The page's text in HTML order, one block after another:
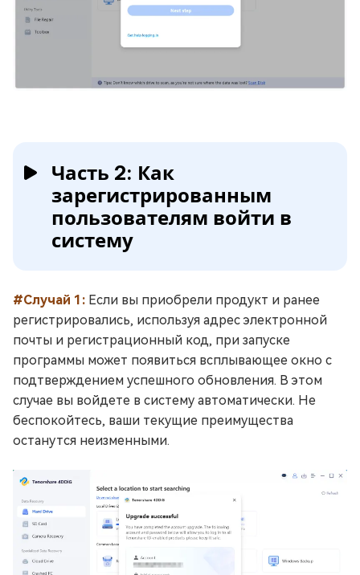
Часть 2: Как
зарегистрированным
пользователям войти в
систему
#Случай 1: Если вы приобрели продукт и ранее
регистрировались, используя адрес электронной
почты и регистрационный код, при запуске
программы может появиться всплывающее окно с
подтверждением успешного обновления. В этом
случае вы войдете в систему автоматически. Не
беспокойтесь, ваши текущие преимущества
останутся неизменными.